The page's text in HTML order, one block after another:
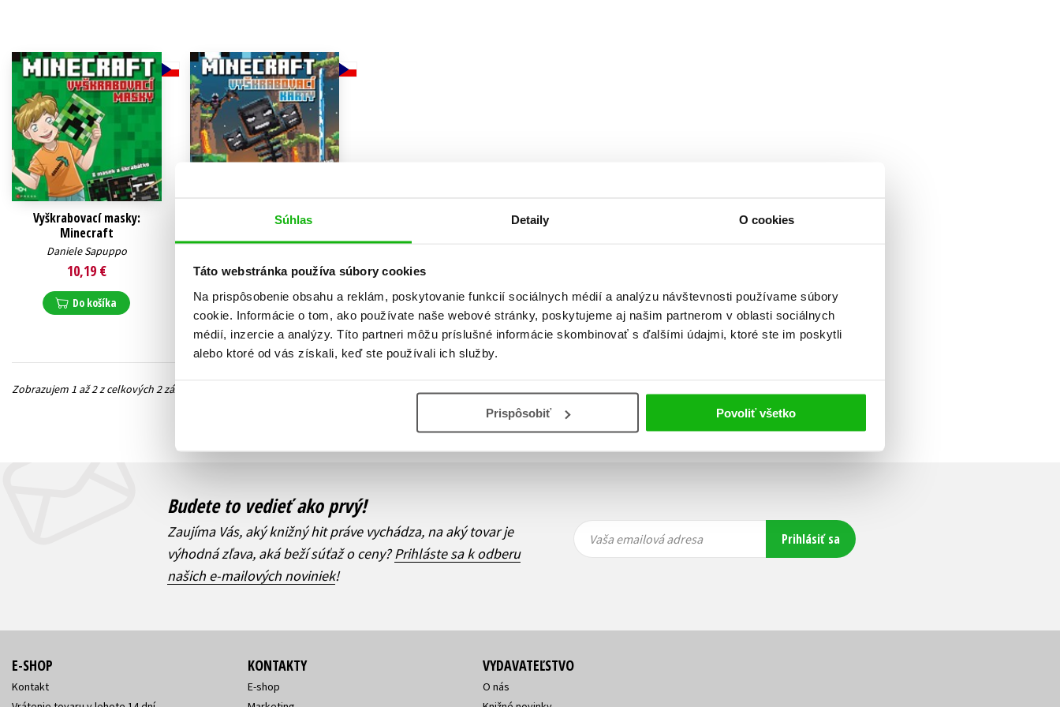
Súhlas Detaily O cookies
Táto webstránka používa súbory cookies
Na prispôsobenie obsahu a reklám, poskytovanie funkcií sociálnych médií a analýzu návštevnosti používame súbory
cookie. Informácie o tom, ako používate naše webové stránky, poskytujeme aj našim partnerom v oblasti sociálnych
médií, inzercie a analýzy. Títo partneri môžu príslušné informácie skombinovať s ďalšími údajmi, ktoré ste im poskytli
alebo ktoré od vás získali, keď ste používali ich služby.
Prispôsobiť Povoliť všetko
Beletria pre deti
Beletria pre dospelých
Jazyky
Kalendáre, diáre
Kariéra a osobný rozvoj
Vyškrabovací masky:
Minecraft
Daniele Sapuppo
10,19 €
Do košíka
Vyškrabovací karty:
9,17 €
Do košíka
Zobraz záznamov
Zobrazujem 1 až 2 z celkových 2 záznamov
Budete to vedieť ako prvý!
Zaujíma Vás, aký knižný hit práve vychádza, na aký tovar je
výhodná zľava, aká beží súťaž o ceny?Prihláste sa k odberu
našich e-mailových noviniek!
Vaša
emailová
Vaša
emailová
Vaša emailová adresa Prihlásiť sa
E-SHOP
Kontakt
KONTAKTY
E-shop
VYDAVATEĽSTVO
O nás